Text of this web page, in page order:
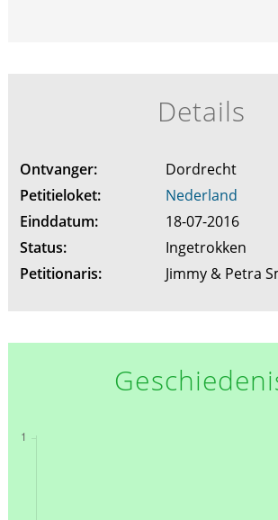
Details
Ontvanger:
Dordrecht
Petitieloket:
Nederland
Einddatum:
18-07-2016
Status:
Ingetrokken
Petitionaris:
Jimmy & Petra